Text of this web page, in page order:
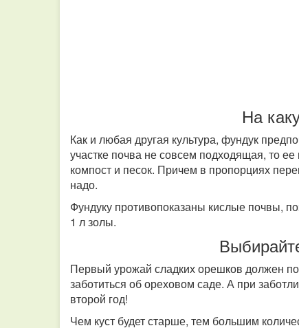
На
Как и любая другая культура, фундук
участке почва не совсем подходящая, то
компост и песок. Причем в пропорциях
надо.
Фундуку противопоказаны кислые почвы,
1 л золы.
Первый урожай сладких орешков должен
заботиться об ореховом саде. А при
второй год!
Чем куст будет старше, тем большим